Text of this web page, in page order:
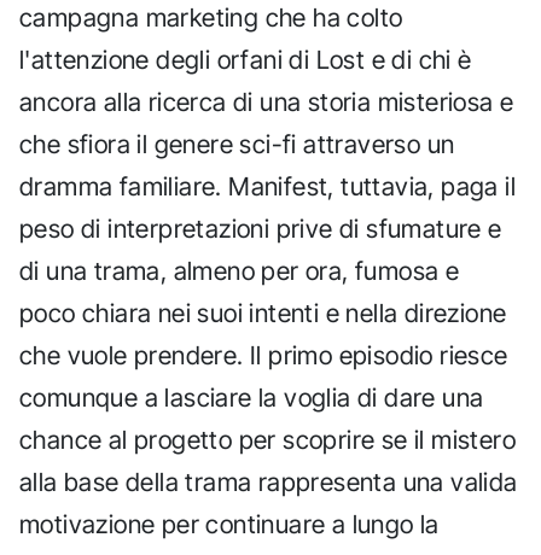
campagna marketing che ha colto
l'attenzione degli orfani di Lost e di chi è
ancora alla ricerca di una storia misteriosa e
che sfiora il genere sci-fi attraverso un
dramma familiare. Manifest, tuttavia, paga il
peso di interpretazioni prive di sfumature e
di una trama, almeno per ora, fumosa e
poco chiara nei suoi intenti e nella direzione
che vuole prendere. Il primo episodio riesce
comunque a lasciare la voglia di dare una
chance al progetto per scoprire se il mistero
alla base della trama rappresenta una valida
motivazione per continuare a lungo la